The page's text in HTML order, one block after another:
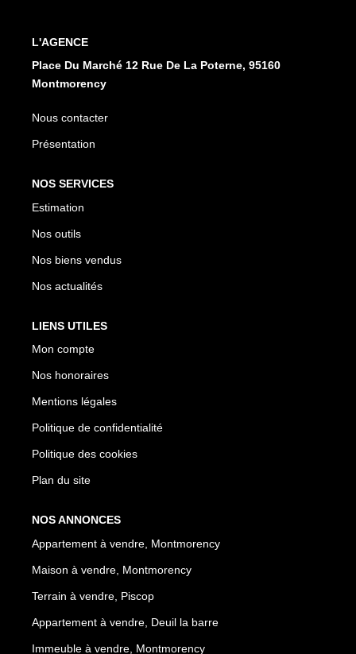
L'AGENCE
Place Du Marché 12 Rue De La Poterne, 95160
Montmorency
Nous contacter
Présentation
NOS SERVICES
Estimation
Nos outils
Nos biens vendus
Nos actualités
LIENS UTILES
Mon compte
Nos honoraires
Mentions légales
Politique de confidentialité
Politique des cookies
Plan du site
NOS ANNONCES
Appartement à vendre, Montmorency
Maison à vendre, Montmorency
Terrain à vendre, Piscop
Appartement à vendre, Deuil la barre
Immeuble à vendre, Montmorency